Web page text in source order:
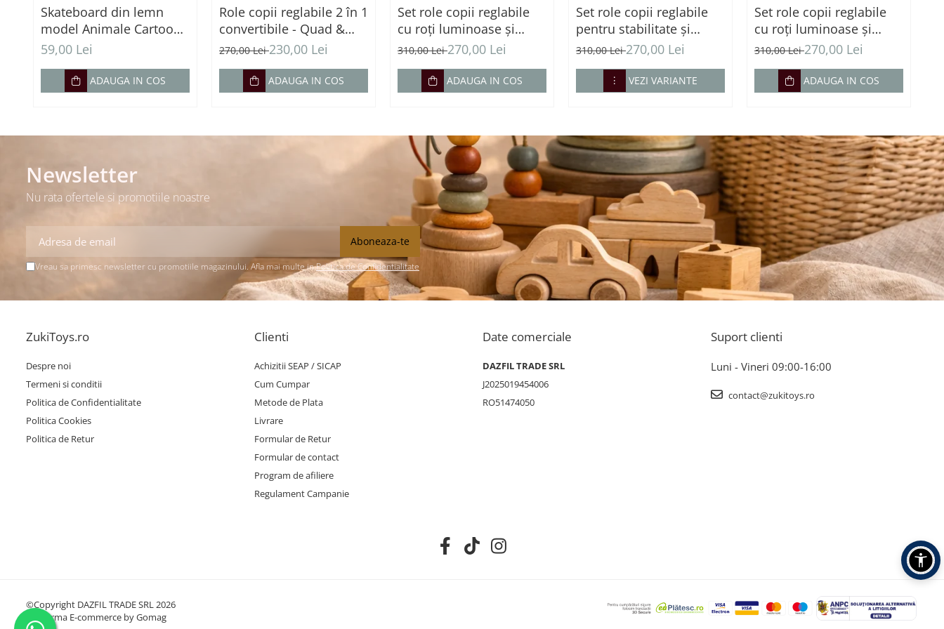
Skateboard din lemn
model Animale Cartoon
Forest Friends - 60 cm
59,00 Lei
ADAUGA IN COS
Role copii reglabile 2 în 1
convertibile - Quad &
Inline cu protecții - Roz
270,00 Lei230,00 Lei
ADAUGA IN COS
Set role copii reglabile
cu roți luminoase și
protecții incluse - roz
310,00 Lei270,00 Lei
ADAUGA IN COS
Set role copii reglabile
pentru stabilitate și
performanță - Albastre
310,00 Lei270,00 Lei
VEZI VARIANTE
Set role copii reglabile
cu roți luminoase și
protecții incluse -
310,00 Lei270,00 Lei
ADAUGA IN COS
Newsletter
Nu rata ofertele si promotiile noastre
Vreau sa primesc newsletter cu promotiile magazinului. Afla mai multe inPolitica de Confidentialitate
ZukiToys.ro
Despre noi
Termeni si conditii
Politica de Confidentialitate
Politica Cookies
Politica de Retur
Clienti
Achizitii SEAP / SICAP
Cum Cumpar
Metode de Plata
Livrare
Formular de Retur
Formular de contact
Program de afiliere
Regulament Campanie
Date comerciale
DAZFIL TRADE SRL
J2025019454006
RO51474050
Suport clienti
Luni - Vineri 09:00-16:00
contact@zukitoys.ro
©Copyright DAZFIL TRADE SRL 2026
Platforma E-commerce by Gomag